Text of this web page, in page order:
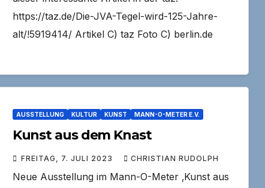
https://taz.de/Die-JVA-Tegel-wird-125-Jahre-
alt/!5919414/ Artikel C) taz Foto C) berlin.de
AUSSTELLUNG KULTUR KUNST MANN-O-METER E.V.
Kunst aus dem Knast
FREITAG, 7. JULI 2023 CHRISTIAN RUDOLPH
Neue Ausstellung im Mann-O-Meter ‚Kunst aus